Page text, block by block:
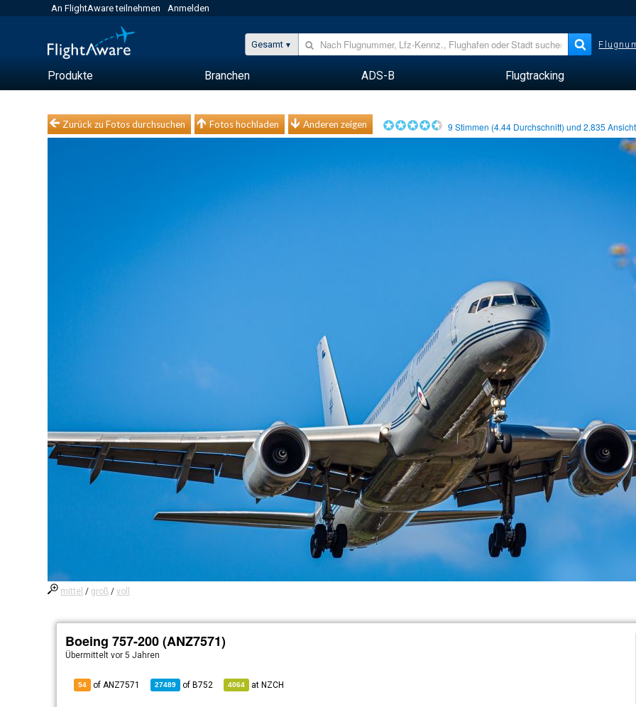
An FlightAware teilnehmen Anmelden
Gesamt
Produkte Branchen ADS-B Flugtracking
Zurück zu Fotos durchsuchen Fotos hochladen Anderen zeigen 9 Stimmen (4.44 Durchschnitt) und2.835
mittel / groß /voll
Boeing 757-200 (ANZ7571)
Übermitteltvor 5 Jahren
54 of ANZ7571 27489 of B752 4064 at NZCH